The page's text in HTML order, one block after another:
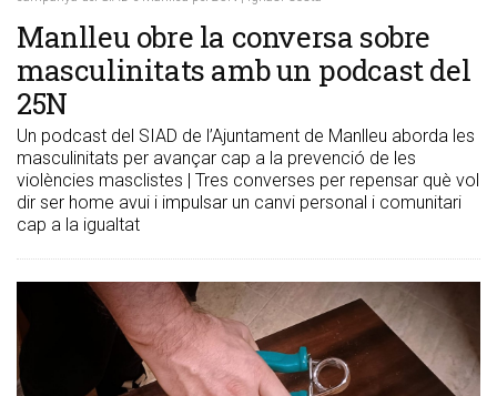
Manlleu obre la conversa sobre
masculinitats amb un podcast del
25N
Un podcast del SIAD de l’Ajuntament de Manlleu aborda les
masculinitats per avançar cap a la prevenció de les
violències masclistes | Tres converses per repensar què vol
dir ser home avui i impulsar un canvi personal i comunitari
cap a la igualtat